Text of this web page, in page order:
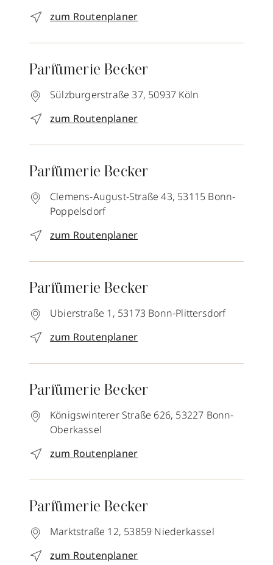
zum Routenplaner
Parfümerie Becker
Sülzburgerstraße 37, 50937 Köln
zum Routenplaner
Parfümerie Becker
Clemens-August-Straße 43, 53115 Bonn-
Poppelsdorf
zum Routenplaner
Parfümerie Becker
Ubierstraße 1, 53173 Bonn-Plittersdorf
zum Routenplaner
Parfümerie Becker
Königswinterer Straße 626, 53227 Bonn-
Oberkassel
zum Routenplaner
Parfümerie Becker
Marktstraße 12, 53859 Niederkassel
zum Routenplaner